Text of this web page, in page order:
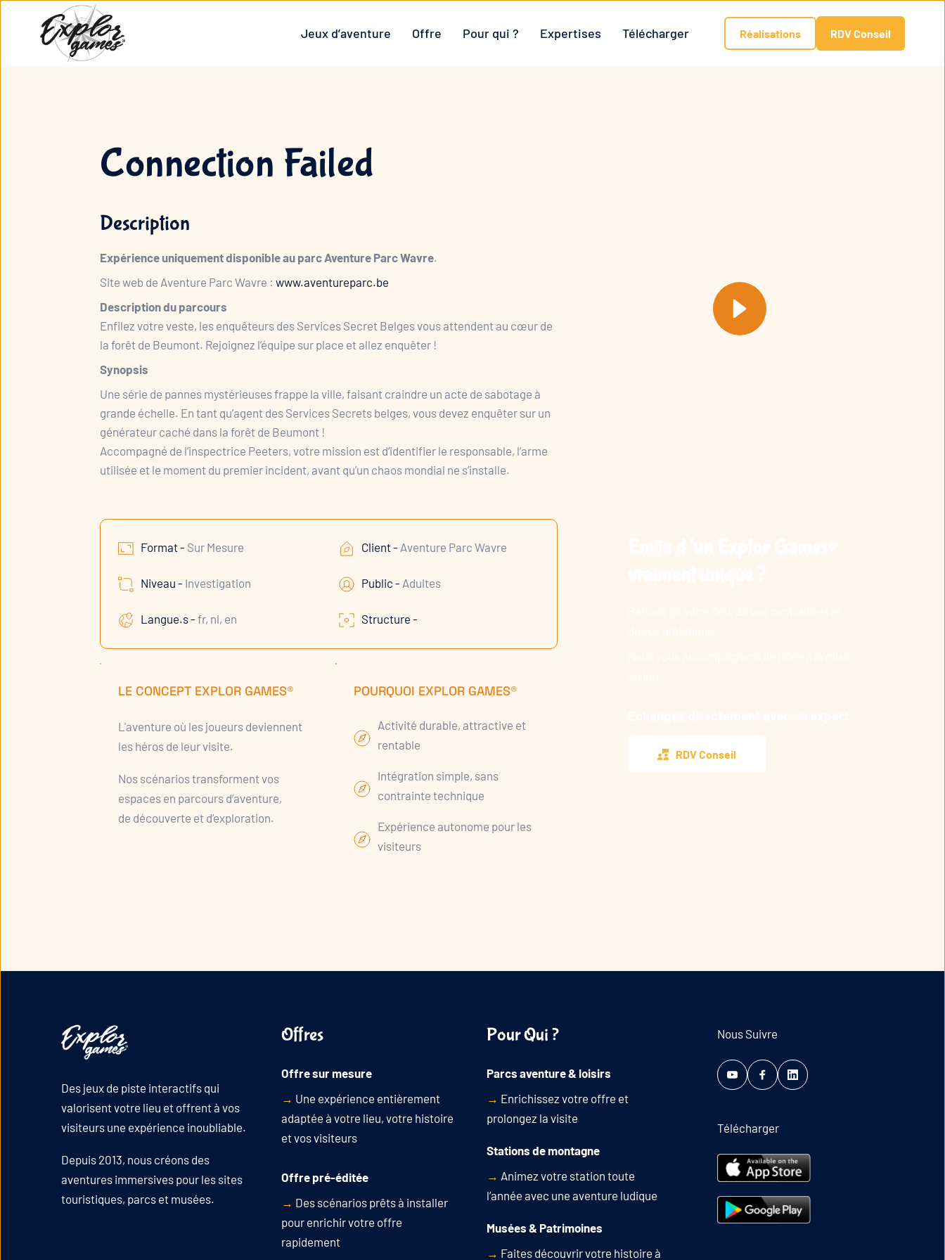
Jeux d’aventure Offre Pour qui ? Expertises Télécharger Réalisations RDV Conseil
Connection Failed
Description
Expérience uniquement disponible au parc Aventure Parc Wavre.
Site web de Aventure Parc Wavre : www.aventureparc.be
Description du parcours
Enfilez votre veste, les enquêteurs des Services Secret Belges vous attendent au cœur de
la forêt de Beumont. Rejoignez l’équipe sur place et allez enquêter !
Synopsis
Une série de pannes mystérieuses frappe la ville, faisant craindre un acte de sabotage à
grande échelle. En tant qu’agent des Services Secrets belges, vous devez enquêter sur un
générateur caché dans la forêt de Beumont !
Accompagné de l’inspectrice Peeters, votre mission est d’identifier le responsable, l’arme
utilisée et le moment du premier incident, avant qu’un chaos mondial ne s’installe.
Format - Sur Mesure
Niveau - Investigation
Langue.s - fr, nl, en
Client - Aventure Parc Wavre
Public - Adultes
Structure -
LE CONCEPT EXPLOR GAMES®
L'aventure où les joueurs deviennent
les héros de leur visite.
Nos scénarios transforment vos
espaces en parcours d’aventure,
de découverte et d’exploration.
POURQUOI EXPLOR GAMES®
Activité durable, attractive et
rentable
Intégration simple, sans
contrainte technique
Expérience autonome pour les
visiteurs
RDV Conseil
Des jeux de piste interactifs qui
valorisent votre lieu et offrent à vos
visiteurs une expérience inoubliable.
Depuis 2013, nous créons des
aventures immersives pour les sites
touristiques, parcs et musées.
Offres
Offre sur mesure
→ Une expérience entièrement
adaptée à votre lieu, votre histoire
et vos visiteurs
Offre pré-éditée
→ Des scénarios prêts à installer
pour enrichir votre offre
rapidement
Pour Qui ?
Parcs aventure & loisirs
→ Enrichissez votre offre et
prolongez la visite
Stations de montagne
→ Animez votre station toute
l’année avec une aventure ludique
Musées & Patrimoines
→ Faites découvrir votre histoire à
Nous Suivre
Télécharger